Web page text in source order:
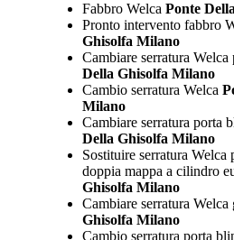
Fabbro Welca Ponte
Pronto intervento fabbro
Ghisolfa Milano
Cambiare serratura Welca
Della Ghisolfa Milano
Cambio serratura Welca
Milano
Cambiare serratura porta
Della Ghisolfa Milano
Sostituire serratura Welca
doppia mappa a cilindro
Ghisolfa Milano
Cambiare serratura Welca
Ghisolfa Milano
Cambio serratura porta